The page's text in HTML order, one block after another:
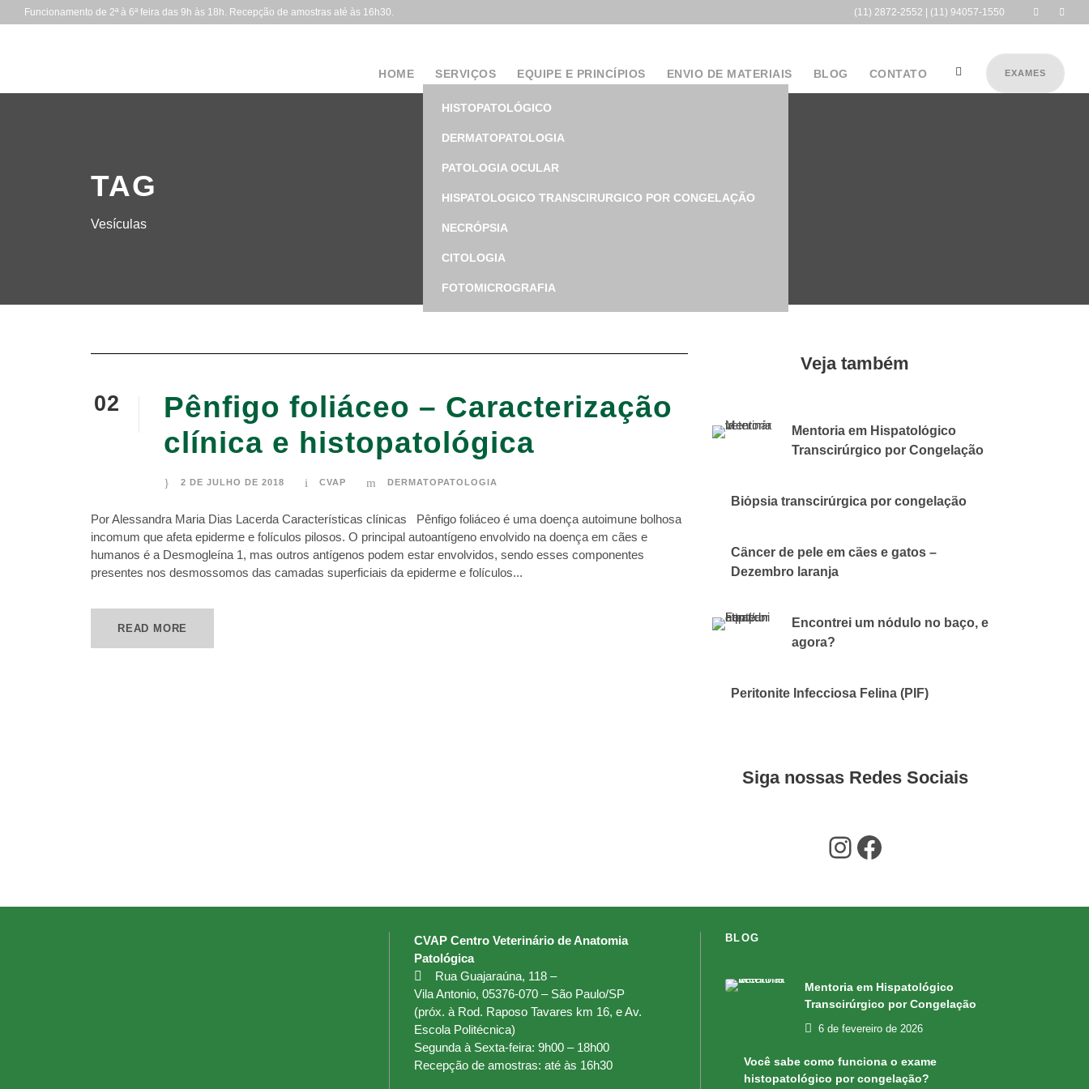
Funcionamento de 2ª à 6ª feira das 9h às 18h. Recepção de amostras até às 16h30. (11) 2872-2552 | (11) 94057-1550
HOME SERVIÇOS
HISTOPATOLÓGICO
DERMATOPATOLOGIA
PATOLOGIA OCULAR
HISPATOLOGICO TRANSCIRURGICO POR CONGELAÇÃO
NECRÓPSIA
CITOLOGIA
FOTOMICROGRAFIA
EQUIPE E PRINCÍPIOS ENVIO DE MATERIAIS BLOG CONTATO EXAMES
TAG
Vesículas
02
Pênfigo foliáceo – Caracterização
clínica e histopatológica
2 DE JULHO DE 2018 CVAP DERMATOPATOLOGIA
Por Alessandra Maria Dias Lacerda Características clínicas Pênfigo foliáceo é uma doença autoimune bolhosa
incomum que afeta epiderme e folículos pilosos. O principal autoantígeno envolvido na doença em cães e
humanos é a Desmogleína 1, mas outros antígenos podem estar envolvidos, sendo esses componentes
presentes nos desmossomos das camadas superficiais da epiderme e folículos...
READ MORE
Veja também
Mentoria em Hispatológico
Transcirúrgico por Congelação
Biópsia transcirúrgica por congelação
Câncer de pele em cães e gatos –
Dezembro laranja
Encontrei um nódulo no baço, e
agora?
Peritonite Infecciosa Felina (PIF)
Siga nossas Redes Sociais
Instagram Facebook
CVAP Centro Veterinário de Anatomia
Patológica
Rua Guajaraúna, 118 –
Vila Antonio, 05376-070 – São Paulo/SP
(próx. à Rod. Raposo Tavares km 16, e Av.
Escola Politécnica)
Segunda à Sexta-feira: 9h00 – 18h00
Recepção de amostras: até às 16h30
BLOG
Mentoria em Hispatológico
Transcirúrgico por Congelação
6 de fevereiro de 2026
Você sabe como funciona o exame
histopatológico por congelação?